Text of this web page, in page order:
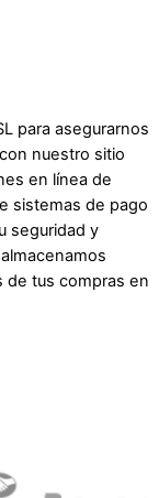
para asegurarnos
nuestro sitio
en línea de
sistemas de pago
seguridad y
de tus compras en